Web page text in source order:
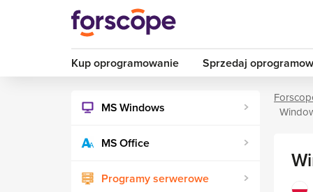
Kup oprogramowanie Sprzedaj
MS Windows
MS Office
Programy serwerowe